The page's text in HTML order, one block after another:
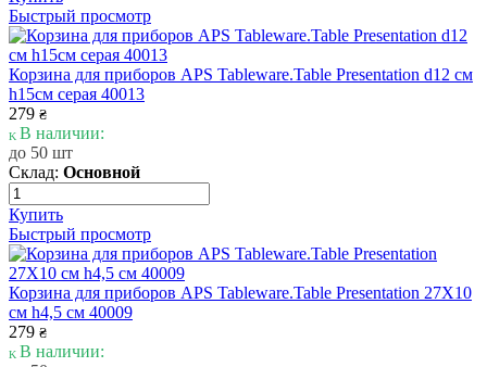
Быстрый просмотр
Корзина для приборов APS Tableware.Table Presentation d12 см
h15см серая 40013
279 ₴
В наличии:
до 50 шт
Склад: Основной
Купить
Быстрый просмотр
Корзина для приборов APS Tableware.Table Presentation 27Х10
см h4,5 см 40009
279 ₴
В наличии: